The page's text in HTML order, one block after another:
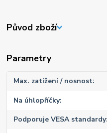
Původ zboží
Parametry
Max. zatížení / nosnost
Na úhlopříčky
Podporuje VESA standardy